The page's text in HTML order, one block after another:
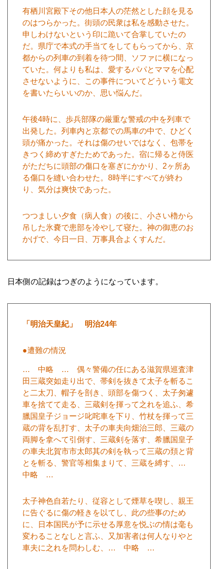
有栖川宮殿下その他日本人の茫然とした顔を見る
のはつらかった。街頭の民衆は私を感動させた。
申しわけないという印に跪いて合掌していたの
だ。県庁で本式の手当てをしてもらってから、京
都からの列車の到着を待つ間、ソファに横になっ
ていた。何よりも私は、愛するパパとママを心配
させないように、この事件についてどういう電文
を書いたらいいのか、思い悩んだ。
午後4時に、歩兵部隊の厳重な警戒の中を列車で
出発した。列車内と京都での馬車の中で、ひどく
頭が痛かった。それは傷のせいではなく、包帯を
きつく締めすぎたためであった。宿に帰ると侍医
がただちに頭部の傷口を塞ぎにかかり、2ヶ所あ
る傷口を縫い合わせた。8時半にすべてが終わ
り、気分は爽快であった。
つつましい夕食（病人食）の後に、小さい櫓から
吊した氷嚢で患部を冷やして寝た。神の御恵のお
かげで、今日一日、万事具合よくすんだ。
日本側の記録はつぎのようになっています。
「明治天皇紀」 明治24年
●遭難の情況
… 中略 … 偶々警備の任にある滋賀県巡査津
田三蔵突如走り出で、帯剣を抜きて太子を斬るこ
と二太刀、帽子を剖き、頭部を傷つく、太子匆遽
車を捨てて走る、三蔵剣を揮って之れを追ふ、希
臘国皇子ジョージ叱咤車を下り、竹杖を揮って三
蔵の背を乱打す、太子の車夫向畑治三郎、三蔵の
両脚を拿へて引倒す、三蔵剣を落す、希臘国皇子
の車夫北賀市市太郎其の剣を執って三蔵の頚と背
とを斬る、警官等相集まりて、三蔵を縛す、…
中略 …
太子神色自若たり、従容として煙草を喫し、親王
に告ぐるに傷の軽きを以てし、此の些事のため
に、日本国民が予に示せる厚意を悦ぶの情は毫も
変わることなしと言ふ、又加害者は何人なりやと
車夫に之れを問わしむ、… 中略 …